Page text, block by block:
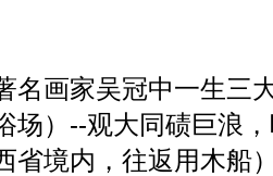
画家吴冠中一生三
场）--观大同碛巨浪
省境内，往返用木船